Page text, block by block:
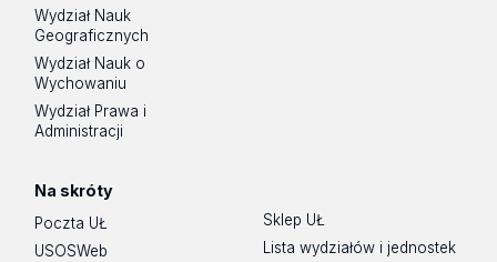
Wydział Nauk
Geograficznych
Wydział Nauk o
Wychowaniu
Wydział Prawa i
Administracji
Na skróty
Poczta UŁ
USOSWeb
Sklep UŁ
Lista wydziałów i jednostek